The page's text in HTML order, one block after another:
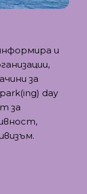
и
за
day
за